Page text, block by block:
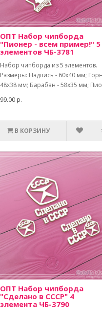
ОПТ Набор чипборда
"Пионер - всем пример!" 5
элементов ЧБ-3781
Набор чипборда из 5 элементов.
Размеры: Надпись - 60х40 мм;
48х38 мм; Барабан - 58х35 мм;
99.00 р.
В КОРЗИНУ
ОПТ Набор чипборда
"Сделано в СССР" 4
элемента ЧБ-3790